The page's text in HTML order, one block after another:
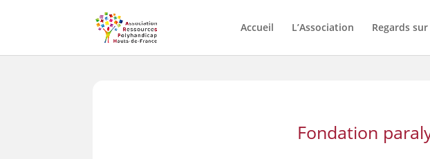
Accueil L’Association Regards
Fondation